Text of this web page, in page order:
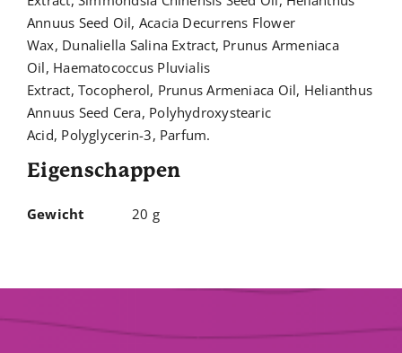
Annuus Seed Oil, Acacia Decurrens Flower
Wax, Dunaliella Salina Extract, Prunus Armeniaca
Oil, Haematococcus Pluvialis
Extract, Tocopherol, Prunus Armeniaca Oil, Helianthus
Annuus Seed Cera, Polyhydroxystearic
Acid, Polyglycerin-3, Parfum.
Eigenschappen
Gewicht 20 g